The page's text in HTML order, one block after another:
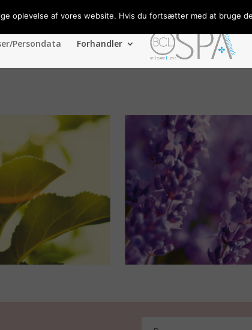
Persondata Forhandler
oplevelse af vores website. Hvis du fortsætter med at bruge